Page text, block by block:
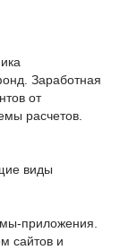
Заработная
от
расчетов.
виды
приложения.
сайтов и